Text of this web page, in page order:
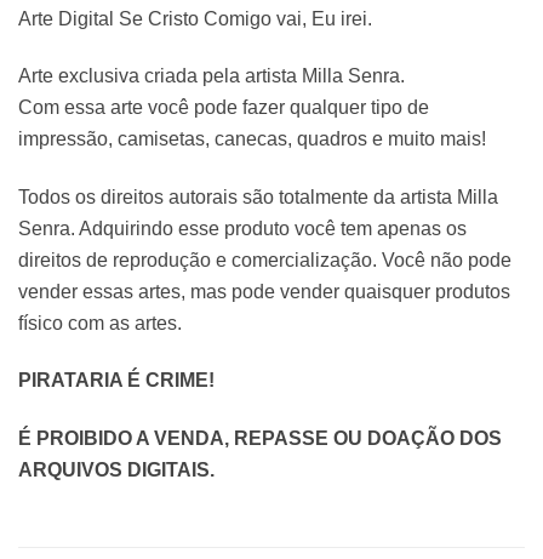
Arte Digital Se Cristo Comigo vai, Eu irei.
Arte exclusiva criada pela artista Milla Senra.
Com essa arte você pode fazer qualquer tipo de
impressão, camisetas, canecas, quadros e muito mais!
Todos os direitos autorais são totalmente da artista Milla
Senra. Adquirindo esse produto você tem apenas os
direitos de reprodução e comercialização. Você não pode
vender essas artes, mas pode vender quaisquer produtos
físico com as artes.
PIRATARIA É CRIME!
É PROIBIDO A VENDA, REPASSE OU DOAÇÃO DOS
ARQUIVOS DIGITAIS.